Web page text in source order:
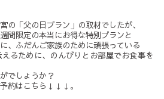
の「父の日プラン」の取材でしたが、
間限定の本当にお得な特別プランと
、ふだんご家族のために頑張っている
るために、のんびりとお部屋でお食事を
でしょうか？
予約はこちら↓↓↓。